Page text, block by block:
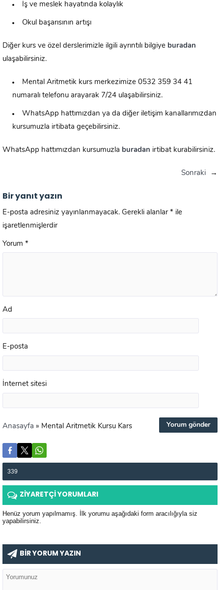
İş ve meslek hayatında kolaylık
Okul başarısının artışı
Diğer kurs ve özel derslerimizle ilgili ayrıntılı bilgiye buradan
ulaşabilirsiniz.
Mental Aritmetik kurs merkezimize 0532 359 34 41
numaralı telefonu arayarak 7/24 ulaşabilirsiniz.
WhatsApp hattımızdan ya da diğer iletişim kanallarımızdan
kursumuzla irtibata geçebilirsiniz.
WhatsApp hattımızdan kursumuzla buradan irtibat kurabilirsiniz.
Sonraki →
Bir yanıt yazın
E-posta adresiniz yayınlanmayacak. Gerekli alanlar * ile
işaretlenmişlerdir
Yorum *
Ad
E-posta
İnternet sitesi
Anasayfa » Mental Aritmetik Kursu Kars
339
ZİYARETÇİ YORUMLARI
Henüz yorum yapılmamış. İlk yorumu aşağıdaki form aracılığıyla siz
yapabilirsiniz.
BİR YORUM YAZIN